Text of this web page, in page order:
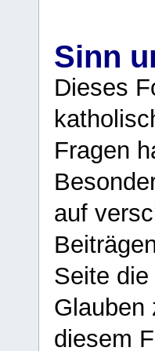
Sinn
Dieses
Fragen
auf
Seite
Glauben
diesem